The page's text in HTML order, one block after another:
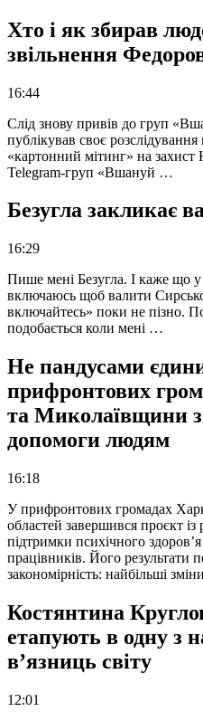
Хто і як збирав
звільнення
16:44
Слід знову привів до груп
публікував своє
«картонний мітинг» на
Telegram-груп «Вшануй …
Безугла закликає
16:29
Пише мені Безугла. І каже що
включаюсь щоб валити
включайтесь» поки не пізно.
подобається коли мені …
Не пандусами
прифронтових
та Миколаївщини
допомоги людям
16:18
У прифронтових громадах
областей завершився проєкт із
підтримки психічного
працівників. Його результати
закономірність: найбільші
Костянтина
етапують в одну з
в’язниць світу
12:01